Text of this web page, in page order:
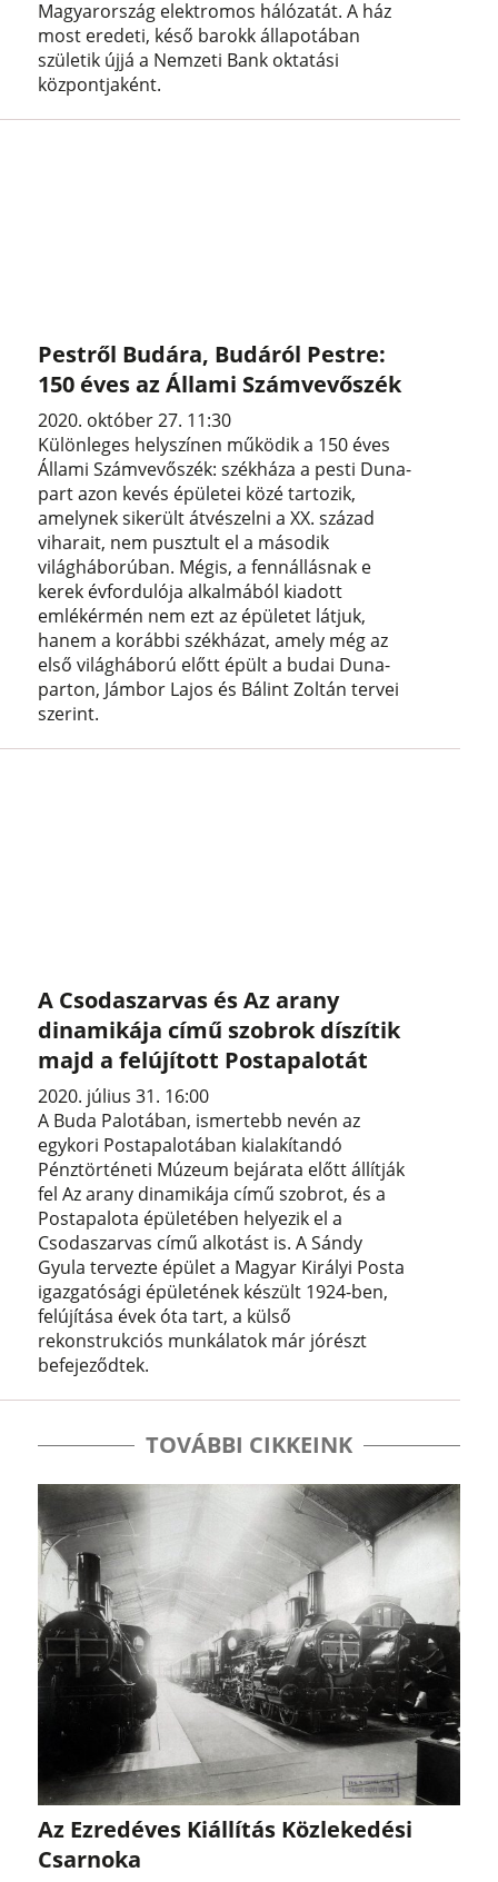
Magyarország elektromos hálózatát. A ház
most eredeti, késő barokk állapotában
születik újjá a Nemzeti Bank oktatási
központjaként.
Pestről Budára, Budáról Pestre:
150 éves az Állami Számvevőszék
2020. október 27. 11:30
Különleges helyszínen működik a 150 éves
Állami Számvevőszék: székháza a pesti Duna-
part azon kevés épületei közé tartozik,
amelynek sikerült átvészelni a XX. század
viharait, nem pusztult el a második
világháborúban. Mégis, a fennállásnak e
kerek évfordulója alkalmából kiadott
emlékérmén nem ezt az épületet látjuk,
hanem a korábbi székházat, amely még az
első világháború előtt épült a budai Duna-
parton, Jámbor Lajos és Bálint Zoltán tervei
szerint.
A Csodaszarvas és Az arany
dinamikája című szobrok díszítik
majd a felújított Postapalotát
2020. július 31. 16:00
A Buda Palotában, ismertebb nevén az
egykori Postapalotában kialakítandó
Pénztörténeti Múzeum bejárata előtt állítják
fel Az arany dinamikája című szobrot, és a
Postapalota épületében helyezik el a
Csodaszarvas című alkotást is. A Sándy
Gyula tervezte épület a Magyar Királyi Posta
igazgatósági épületének készült 1924-ben,
felújítása évek óta tart, a külső
rekonstrukciós munkálatok már jórészt
befejeződtek.
TOVÁBBI CIKKEINK
Az Ezredéves Kiállítás Közlekedési
Csarnoka